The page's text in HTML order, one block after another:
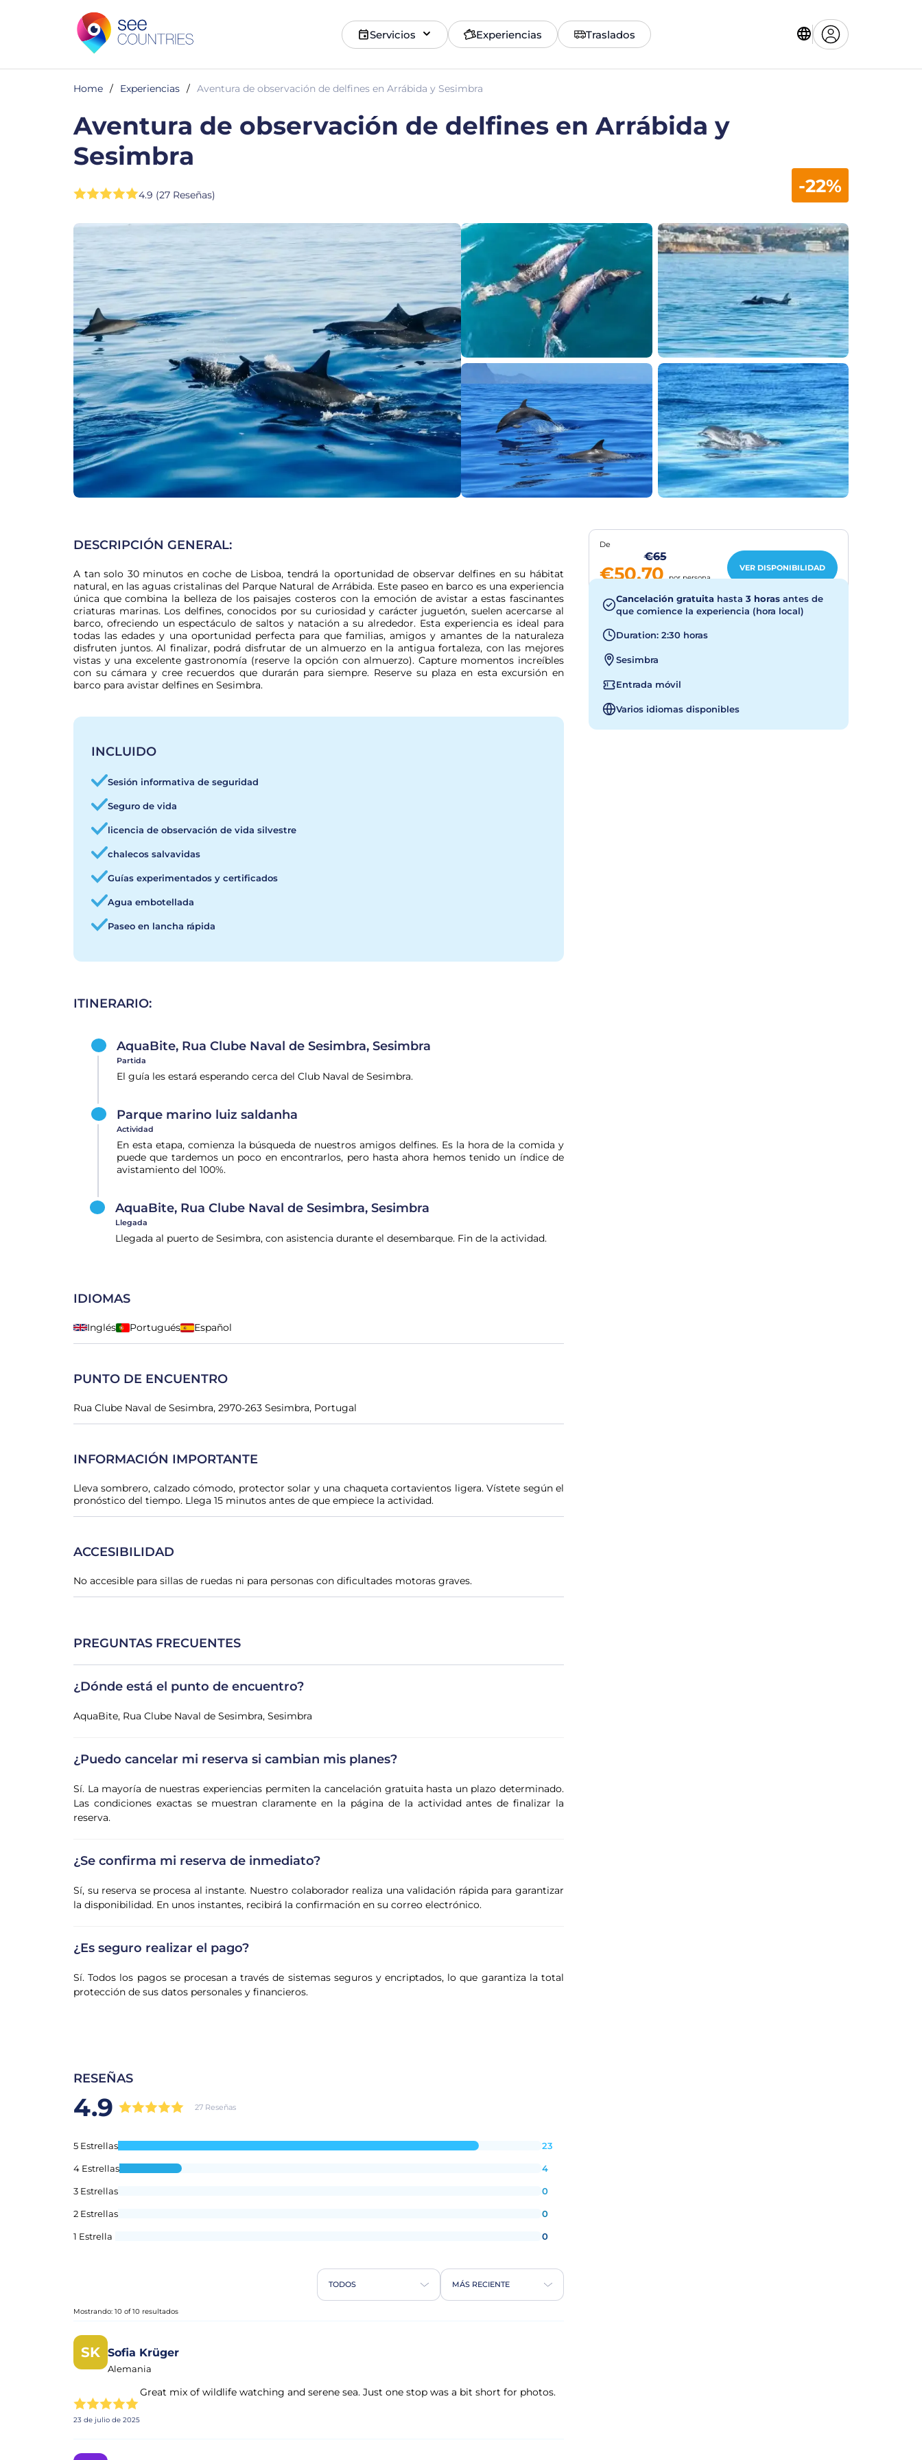
Servicios Experiencias Traslados
Home / Experiencias / Aventura de observación de delfines en Arrábida y Sesimbra
Aventura de observación de delfines en Arrábida y
Sesimbra
4.9 (27 Reseñas) -22%
DESCRIPCIÓN GENERAL:
A tan solo 30 minutos en coche de Lisboa, tendrá la oportunidad de observar delfines en su hábitat
natural, en las aguas cristalinas del Parque Natural de Arrábida. Este paseo en barco es una experiencia
única que combina la belleza de los paisajes costeros con la emoción de avistar a estas fascinantes
criaturas marinas. Los delfines, conocidos por su curiosidad y carácter juguetón, suelen acercarse al
barco, ofreciendo un espectáculo de saltos y natación a su alrededor. Esta experiencia es ideal para
todas las edades y una oportunidad perfecta para que familias, amigos y amantes de la naturaleza
disfruten juntos. Al finalizar, podrá disfrutar de un almuerzo en la antigua fortaleza, con las mejores
vistas y una excelente gastronomía (reserve la opción con almuerzo). Capture momentos increíbles
con su cámara y cree recuerdos que durarán para siempre. Reserve su plaza en esta excursión en
barco para avistar delfines en Sesimbra.
INCLUIDO
Sesión informativa de seguridad
Seguro de vida
licencia de observación de vida silvestre
chalecos salvavidas
Guías experimentados y certificados
Agua embotellada
Paseo en lancha rápida
ITINERARIO:
AquaBite, Rua Clube Naval de Sesimbra, Sesimbra
Partida
El guía les estará esperando cerca del Club Naval de Sesimbra.
Parque marino luiz saldanha
Actividad
En esta etapa, comienza la búsqueda de nuestros amigos delfines. Es la hora de la comida y
puede que tardemos un poco en encontrarlos, pero hasta ahora hemos tenido un índice de
avistamiento del 100%.
AquaBite, Rua Clube Naval de Sesimbra, Sesimbra
Llegada
Llegada al puerto de Sesimbra, con asistencia durante el desembarque. Fin de la actividad.
IDIOMAS
Inglés Portugués Español
PUNTO DE ENCUENTRO
Rua Clube Naval de Sesimbra, 2970-263 Sesimbra, Portugal
INFORMACIÓN IMPORTANTE
Lleva sombrero, calzado cómodo, protector solar y una chaqueta cortavientos ligera. Vístete según el
pronóstico del tiempo. Llega 15 minutos antes de que empiece la actividad.
ACCESIBILIDAD
No accesible para sillas de ruedas ni para personas con dificultades motoras graves.
PREGUNTAS FRECUENTES
¿Dónde está el punto de encuentro?
AquaBite, Rua Clube Naval de Sesimbra, Sesimbra
¿Puedo cancelar mi reserva si cambian mis planes?
Sí. La mayoría de nuestras experiencias permiten la cancelación gratuita hasta un plazo determinado.
Las condiciones exactas se muestran claramente en la página de la actividad antes de finalizar la
reserva.
¿Se confirma mi reserva de inmediato?
Sí, su reserva se procesa al instante. Nuestro colaborador realiza una validación rápida para garantizar
la disponibilidad. En unos instantes, recibirá la confirmación en su correo electrónico.
¿Es seguro realizar el pago?
Sí. Todos los pagos se procesan a través de sistemas seguros y encriptados, lo que garantiza la total
protección de sus datos personales y financieros.
RESEÑAS
4.9 27 Reseñas
5 Estrellas 23
4 Estrellas 4
3 Estrellas 0
2 Estrellas 0
1 Estrella 0
TODOS MÁS RECIENTE
Mostrando: 10 of 10 resultados
SK Sofia Krüger
Alemania
23 de julio de 2025
Great mix of wildlife watching and serene sea. Just one stop was a bit short for photos.
De
€65
€50.70por persona
VER DISPONIBILIDAD
Cancelación gratuita hasta 3 horas antes de
que comience la experiencia (hora local)
Duration: 2:30 horas
Sesimbra
Entrada móvil
Varios idiomas disponibles